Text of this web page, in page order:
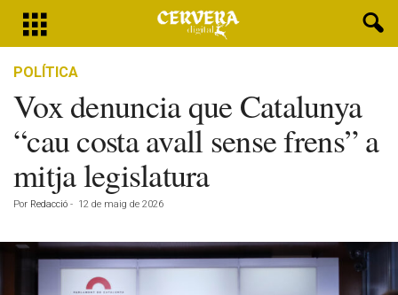
POLÍTICA
Vox denuncia que Catalunya
“cau costa avall sense frens” a
mitja legislatura
Por Redacció - 12 de maig de 2026